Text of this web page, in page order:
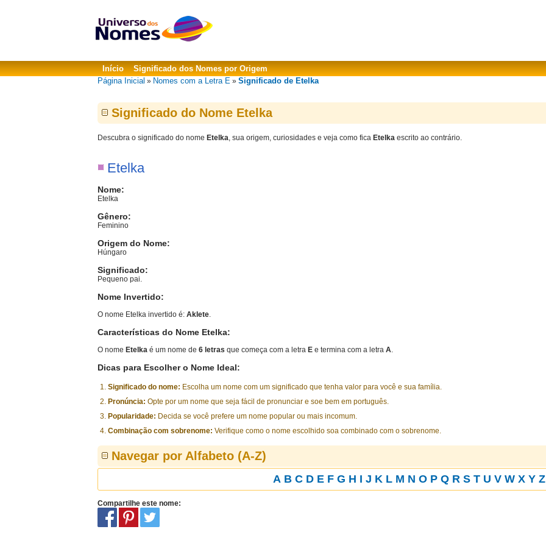
Início
Significado dos Nomes por Origem
Página Inicial » Nomes com a Letra E » Significado de Etelka
Significado do Nome Etelka
Descubra o significado do nome Etelka, sua origem, curiosidades e veja como fica Etelka escrito ao contrário.
Etelka
Nome:
Etelka
Gênero:
Feminino
Origem do Nome:
Húngaro
Significado:
Pequeno pai.
Nome Invertido:
O nome Etelka invertido é: Aklete.
Características do Nome Etelka:
O nome Etelka é um nome de 6 letras que começa com a letra E e termina com a letra A.
Dicas para Escolher o Nome Ideal:
Significado do nome: Escolha um nome com um significado que tenha valor para você e sua família.
Pronúncia: Opte por um nome que seja fácil de pronunciar e soe bem em português.
Popularidade: Decida se você prefere um nome popular ou mais incomum.
Combinação com sobrenome: Verifique como o nome escolhido soa combinado com o sobrenome.
Navegar por Alfabeto (A-Z)
A B C D E F G H I J K L M N O P Q R S T U V W X Y Z
Compartilhe este nome: